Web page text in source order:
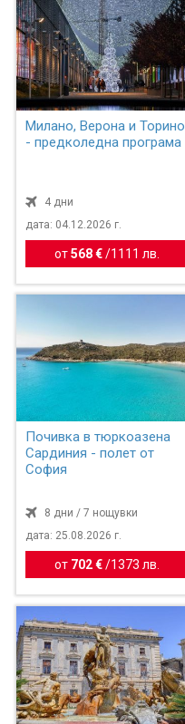
Милано, Верона и Торино
- предколедна програма
4 дни
дата: 04.12.2026 г.
от568 € / 1111 лв.
Почивка в тюркоазена
Сардиния - полет от
София
8 дни / 7 нощувки
дата: 25.08.2026 г.
от 702 € / 1373 лв.